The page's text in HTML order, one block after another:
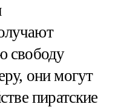
свободу
они могут
пиратские